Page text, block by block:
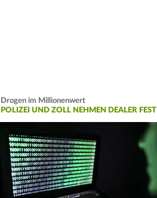
Drogen im Millionenwert
POLIZEI UND ZOLL NEHMEN DEALER FEST